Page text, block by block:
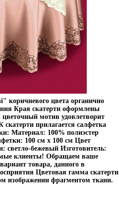
коричневого цвета органично
Края скатерти оформлены
мотив удовлетворит
прилагается салфетка
Материал: 100% полиэстер
100 см х 100 см Цвет
светло-бежевый Изготовитель:
клиенты! Обращаем ваше
товара, данного в
Цветовая гамма скатерти
изображении фрагментом ткани.